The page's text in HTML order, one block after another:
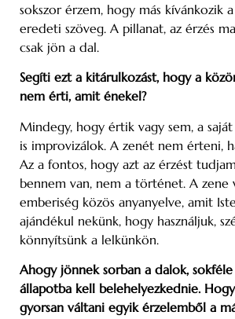
sokszor érzem, hogy más kívánkozik
eredeti szöveg. A pillanat, az érzés
csak jön a dal.
Segíti ezt a kitárulkozást, hogy a
nem érti, amit énekel?
Mindegy, hogy értik vagy sem, a
is improvizálok. A zenét nem érteni,
Az a fontos, hogy azt az érzést
bennem van, nem a történet. A zene
emberiség közös anyanyelve, amit
ajándékul nekünk, hogy használjuk,
könnyítsünk a lelkünkön.
Ahogy jönnek sorban a dalok,
állapotba kell belehelyezkednie.
gyorsan váltani egyik érzelemből a